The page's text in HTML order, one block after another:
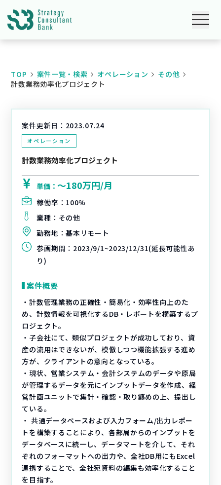
TOP 案件一覧・検索 オペレーション
その他
計数業務効率化プロジェクト
案件更新日： 2023.07.24
オペレーション
計数業務効率化プロジェクト
単価：〜180万円/月
稼働率： 100%
業種： その他
勤務地：基本リモート
参画期間： 2023/9/1~2023/12/31(延長可能性あ
り)
案件概要
・計数管理業務の正確性・簡易化・効率性向上のた
め、計数情報を可視化するDB・レポートを構築するプ
ロジェクト。
・子会社にて、類似プロジェクトが成功しており、資
産の流用はできないが、模倣しつつ機能拡張する進め
方が、クライアントの意向となっている。
・現状、営業システム・会計システムのデータや原局
が管理するデータを元にインプットデータを作成、経
営計画ユニットで集計・確認・取り纏めの上、提出し
ている。
・ 共通データベースおよび入力フォーム/出力レポー
トを構築することにより、各部局からのインプットを
データベースに統一し、データマートを介して、それ
ぞれのフォーマットへの出力や、全社DB用にもExcel
連携することで、全社宛資料の編集も効率化すること
を目指す。